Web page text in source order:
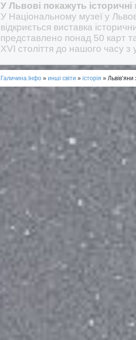
У Львові покажуть
У Національному музеї у
відкриється виставка
представлено понад 50 карт
XVI століття до нашого часу з
Галичина.Інфо » инші світи » історія »